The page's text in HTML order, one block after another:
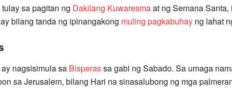
sa pagitan ng Dakilang Kuwaresmaat ng Semana
bilang tanda ng ipinangakong muling pagkabuhay ng lahat
ay nagsisimula sa Bisperassa gabi ng Sabado. Sa umaga
sa Jerusalem, bilang Hari na sinasalubong ng mga